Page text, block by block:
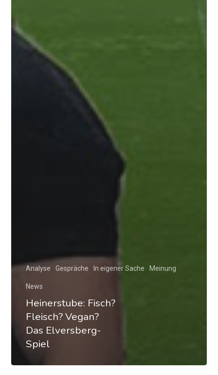
Analyse Gespräche In eigener Sache Meinung
News
Heinerstube: Fisch?
Fleisch? Vegan?
Das Elversberg-
Spiel